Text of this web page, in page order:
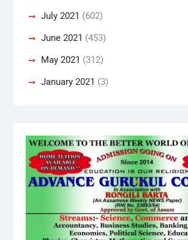
July 2021 (602)
June 2021 (453)
May 2021 (312)
January 2021 (3)